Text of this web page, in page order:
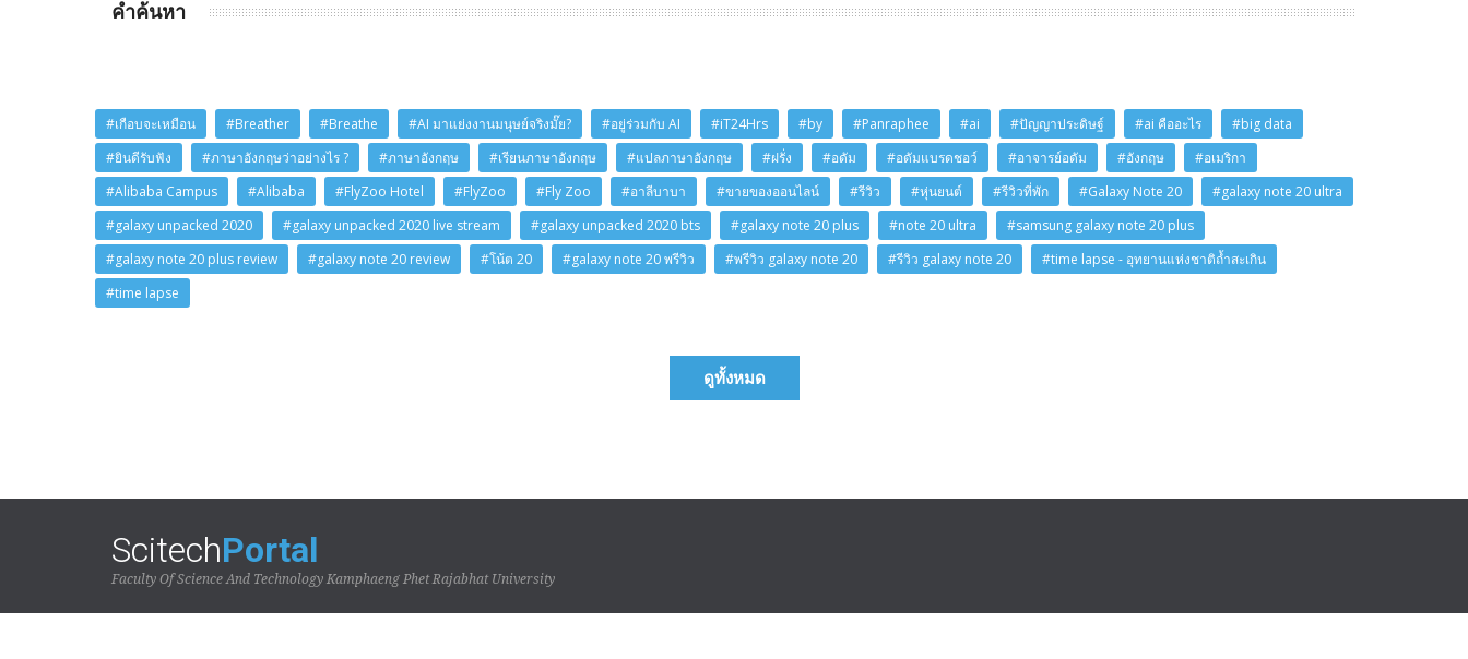
คำค้นหา
#เกือบจะเหมือน #Breather #Breathe #AI มาแย่งงานมนุษย์จริงมั๊ย? #อยู่ร่วมกับ AI #iT24Hrs #by #Panraphee #ai #ปัญญาประดิษฐ์ #ai คืออะไร
#big data
#ยินดีรับฟัง
#ภาษาอังกฤษว่าอย่างไร ? #ภาษาอังกฤษ #เรียนภาษาอังกฤษ #แปลภาษาอังกฤษ #ฝรั่ง #อดัม #อดัมแบรดชอว์ #อาจารย์อดัม #อังกฤษ
#อเมริกา
#Alibaba Campus
#Alibaba #FlyZoo Hotel #FlyZoo #Fly Zoo #อาลีบาบา #ขายของออนไลน์ #รีวิว #หุ่นยนต์ #รีวิวที่พัก #Galaxy Note 20
#galaxy note 20 ultra
#galaxy unpacked 2020
#galaxy unpacked 2020 live stream #galaxy unpacked 2020 bts #galaxy note 20 plus #note 20 ultra
#samsung galaxy note 20 plus
#galaxy note 20 plus review
#galaxy note 20 review #โน้ต 20 #galaxy note 20 พรีวิว #พรีวิว galaxy note 20 #รีวิว galaxy note 20
#time lapse - อุทยานแห่งชาติถ้ำสะเกิน
#time lapse
ดูทั้งหมด
ScitechPortal
Faculty Of Science And Technology Kamphaeng Phet Rajabhat University